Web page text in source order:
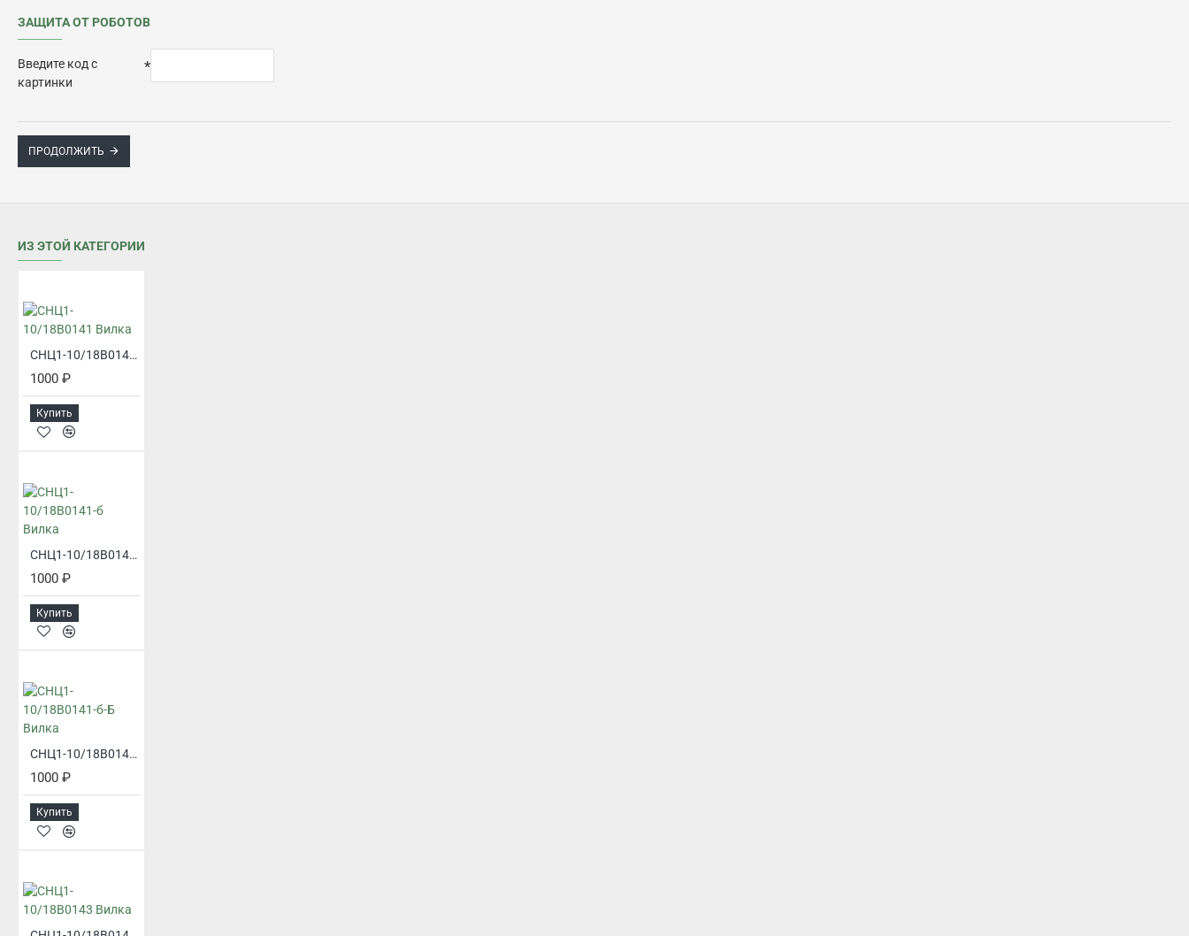
ЗАЩИТА ОТ РОБОТОВ
Введите код с
картинки
ПРОДОЛЖИТЬ
ИЗ ЭТОЙ КАТЕГОРИИ
СНЦ1-10/18В0141 Вилка
1000 ₽
Купить
СНЦ1-10/18В0141-б Вилка
1000 ₽
Купить
СНЦ1-10/18В0141-б-Б Вилка
1000 ₽
Купить